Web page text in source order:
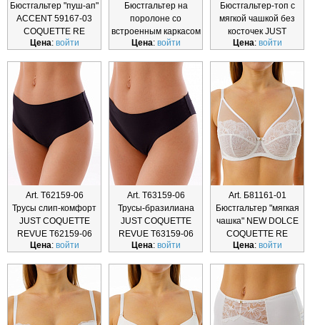
Бюстгальтер "пуш-ап"
ACCENT 59167-03
COQUETTE RE
Цена: войти
Бюстгальтер на
поролоне со
встроенным каркасом
JUST COQUET
Цена: войти
Бюстгальтер-топ с
мягкой чашкой без
косточек JUST
COQUETTE
Цена: войти
Art. Т62159-06
Трусы слип-комфорт
JUST COQUETTE
REVUE Т62159-06
Цена: войти
Art. Т63159-06
Трусы-бразилиана
JUST COQUETTE
REVUE Т63159-06
Цена: войти
Art. Б81161-01
Бюстгальтер "мягкая
чашка" NEW DOLCE
COQUETTE RE
Цена: войти